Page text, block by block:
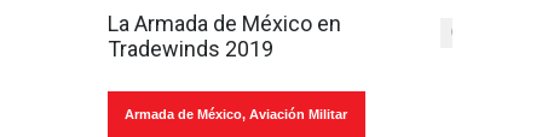
La Armada de México en
Tradewinds 2019
0
Armada de México, Aviación Militar